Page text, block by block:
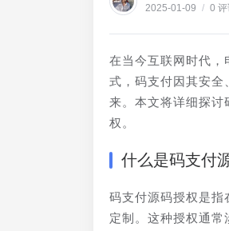
2025-01-09 / 0
在当今互联网时代，
式，码支付因其安全
来。本文将详细探讨
权。
什么是码支付
码支付源码授权是指
定制。这种授权通